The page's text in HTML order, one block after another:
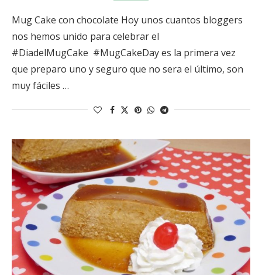
Mug Cake con chocolate Hoy unos cuantos bloggers
nos hemos unido para celebrar el
#DiadelMugCake #MugCakeDay es la primera vez
que preparo uno y seguro que no sera el último, son
muy fáciles …